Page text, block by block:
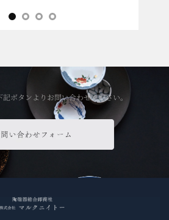
ボタンよりお問い合わせください。